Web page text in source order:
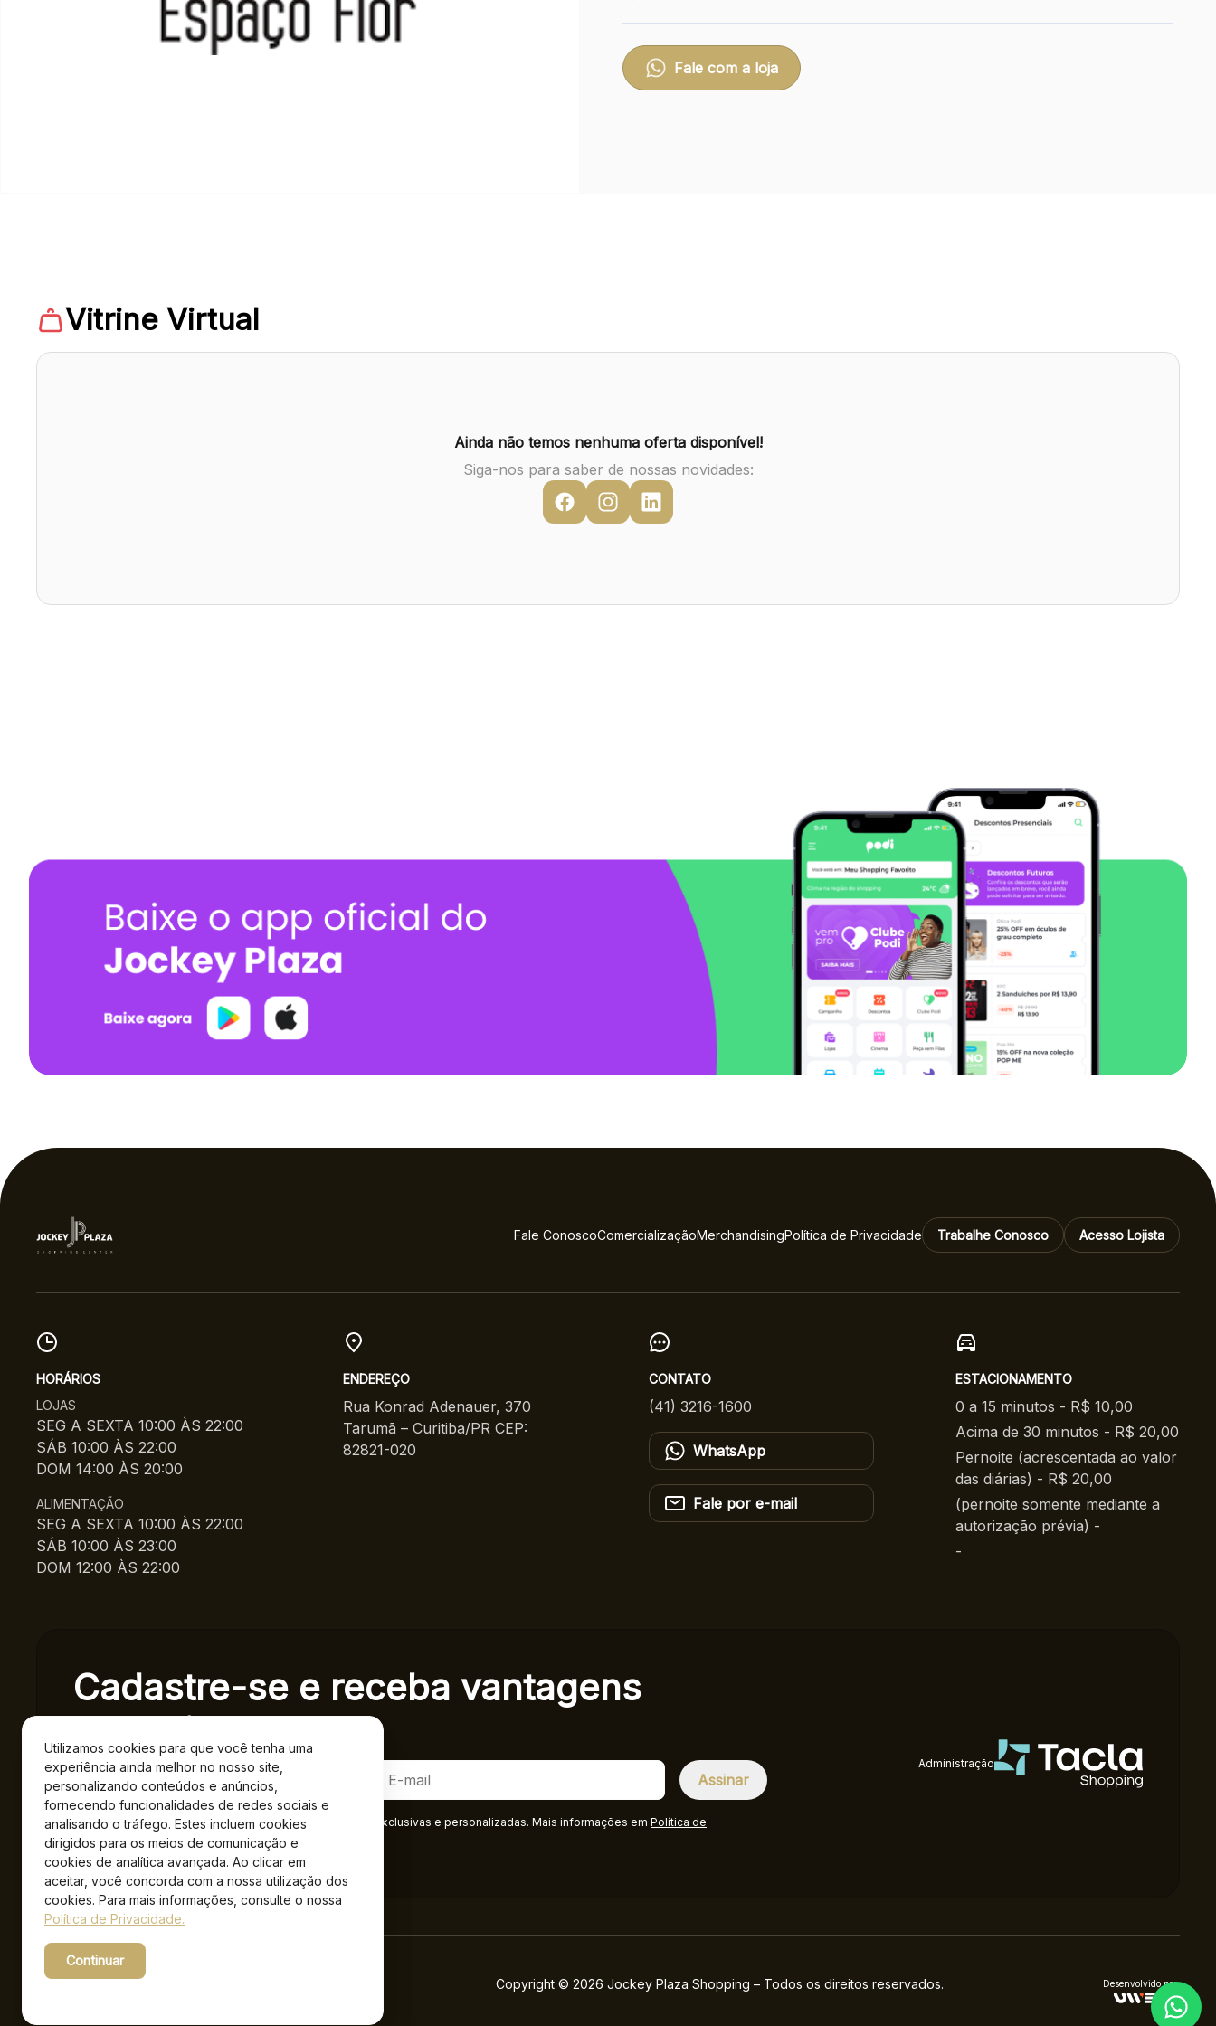
Utilizamos cookies para que você tenha uma
experiência ainda melhor no nosso site,
personalizando conteúdos e anúncios,
fornecendo funcionalidades de redes sociais e
analisando o tráfego. Estes incluem cookies
dirigidos para os meios de comunicação e
cookies de analítica avançada. Ao clicar em
aceitar, você concorda com a nossa utilização dos
cookies. Para mais informações, consulte o nossa
Política de Privacidade.
Continuar
Fale com a loja
Vitrine Virtual
Ainda não temos nenhuma oferta disponível!
Siga-nos para saber de nossas novidades:
Fale ConoscoComercializaçãoMerchandisingPolítica de Privacidade Trabalhe Conosco Acesso Lojista
HORÁRIOS
LOJAS
SEG A SEXTA 10:00 ÀS 22:00
SÁB 10:00 ÀS 22:00
DOM 14:00 ÀS 20:00
ALIMENTAÇÃO
SEG A SEXTA 10:00 ÀS 22:00
SÁB 10:00 ÀS 23:00
DOM 12:00 ÀS 22:00
ENDEREÇO
Rua Konrad Adenauer, 370
Tarumã – Curitiba/PR CEP:
82821-020
CONTATO
(41) 3216-1600
WhatsApp
Fale por e-mail
ESTACIONAMENTO
0 a 15 minutos - R$ 10,00
Acima de 30 minutos - R$ 20,00
Pernoite (acrescentada ao valor
das diárias) - R$ 20,00
(pernoite somente mediante a
autorização prévia) -
-
Cadastre-se e receba vantagens
exclusivas.
Ao se cadastrar você confirma em receber informações exclusivas e personalizadas. Mais informações em Política de
Privacidade.*
Administração
Copyright © 2026 Jockey Plaza Shopping – Todos os direitos reservados. Desenvolvido por: